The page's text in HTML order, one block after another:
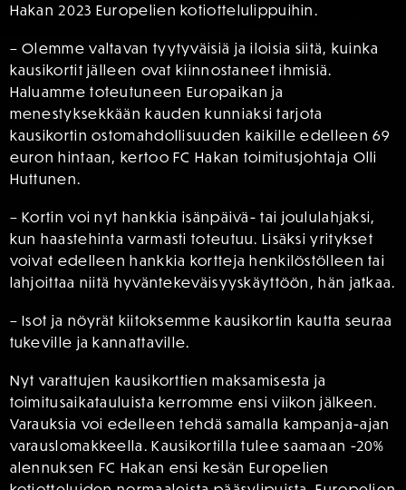
Hakan 2023 Europelien kotiottelulippuihin.
– Olemme valtavan tyytyväisiä ja iloisia siitä, kuinka
kausikortit jälleen ovat kiinnostaneet ihmisiä.
Haluamme toteutuneen Europaikan ja
menestyksekkään kauden kunniaksi tarjota
kausikortin ostomahdollisuuden kaikille edelleen 69
euron hintaan, kertoo FC Hakan toimitusjohtaja Olli
Huttunen.
– Kortin voi nyt hankkia isänpäivä- tai joululahjaksi,
kun haastehinta varmasti toteutuu. Lisäksi yritykset
voivat edelleen hankkia kortteja henkilöstölleen tai
lahjoittaa niitä hyväntekeväisyyskäyttöön, hän jatkaa.
– Isot ja nöyrät kiitoksemme kausikortin kautta seuraa
tukeville ja kannattaville.
Nyt varattujen kausikorttien maksamisesta ja
toimitusaikatauluista kerromme ensi viikon jälkeen.
Varauksia voi edelleen tehdä samalla kampanja-ajan
varauslomakkeella. Kausikortilla tulee saamaan -20%
alennuksen FC Hakan ensi kesän Europelien